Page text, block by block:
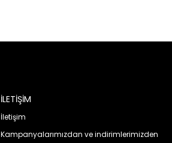
İLETİŞİM
İletişim
Kampanyalarımızdan ve indirimlerimizden